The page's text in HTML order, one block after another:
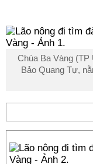
Chùa Ba Vàng (TP
Bảo Quang Tự,